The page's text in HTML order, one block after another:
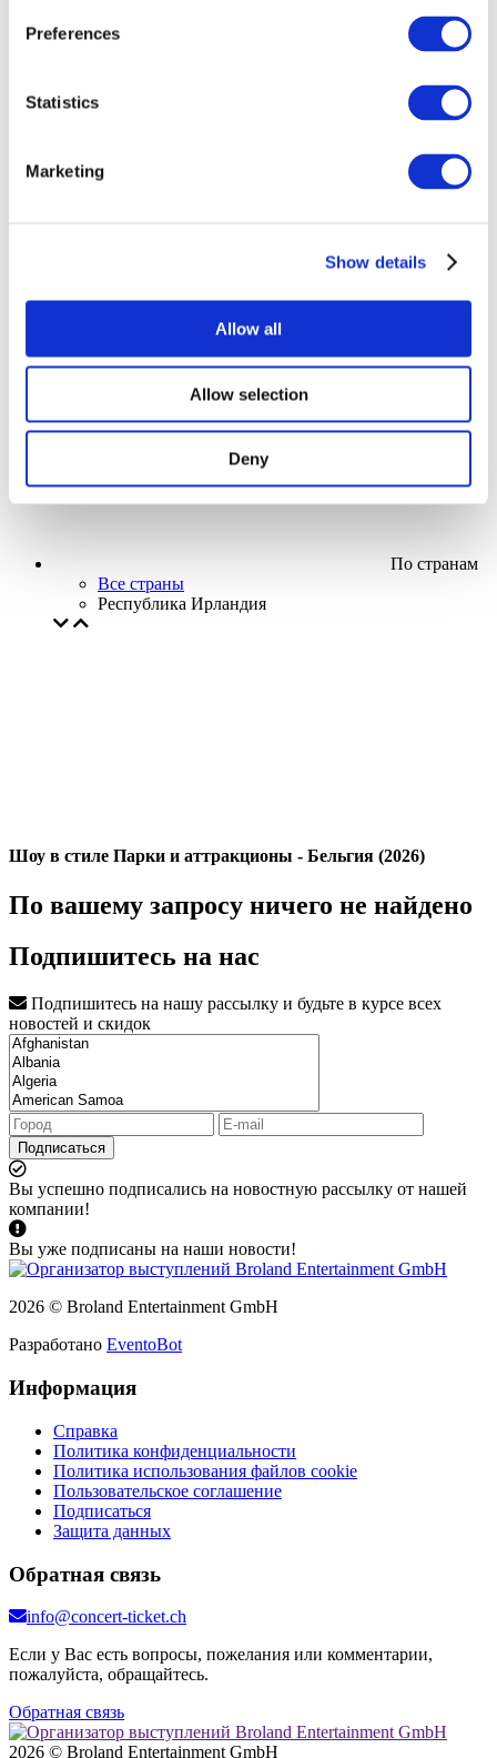
Preferences
Statistics
Marketing
Show details
Allow all
Allow selection
Deny
Творческий вечер
Наше спецпредложение
Применить
По странам
Все страны
Республика Ирландия
Шоу в стиле Парки и аттракционы - Бельгия (2026)
По вашему запросу ничего не найдено
Подпишитесь на нас
Подпишитесь на нашу рассылку и будьте в курсе всех
новостей и скидок
Подписаться
Вы успешно подписались на новостную рассылку от нашей
компании!
Вы уже подписаны на наши новости!
2026 © Broland Entertainment GmbH
Разработано EventoBot
Информация
Справка
Политика конфиденциальности
Политика использования файлов cookie
Пользовательское соглашение
Подписаться
Защита данных
Обратная связь
info@concert-ticket.ch
Если у Вас есть вопросы, пожелания или комментарии,
пожалуйста, обращайтесь.
Обратная связь
2026 © Broland Entertainment GmbH